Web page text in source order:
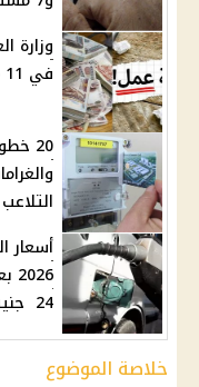
في 11 محافظة والتقديم حتى نهاية يونيو
20
التلاعب
24 جنيه
خلاصة الموضوع